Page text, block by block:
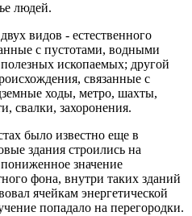
людей.
видов - естественного
с пустотами, водными
ископаемых; другой
связанные с
ходы, метро, шахты,
свалки, захоронения.
было известно еще в
здания строились на
значение
фона, внутри таких зданий
ячейкам энергетической
попадало на перегородки.